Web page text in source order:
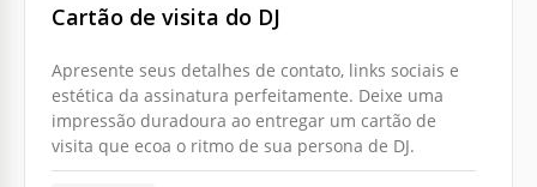
Cartão de visita do DJ
Apresente seus detalhes de contato, links sociais e
estética da assinatura perfeitamente. Deixe uma
impressão duradoura ao entregar um cartão de
visita que ecoa o ritmo de sua persona de DJ.